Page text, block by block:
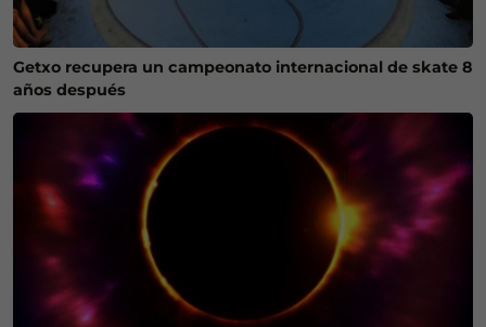
Getxo recupera un campeonato internacional de skate 8
años después